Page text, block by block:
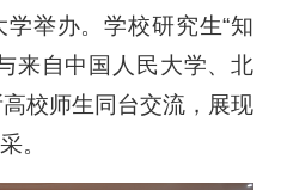
举办。学校研究生“知
来自中国人民大学、北
校师生同台交流，展现
。